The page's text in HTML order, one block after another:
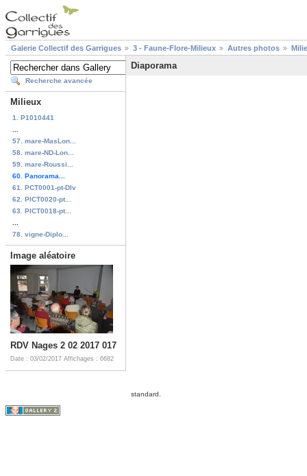
Galerie Collectif des Garrigues 3 - Faune-Flore-Milieux Autres photos
Recherche avancée
Milieux
1. P1010441
57. mare-MasLon...
58. mare-ND-Lon...
59. mare-Roussi...
60. Panorama...
61. PCT0001-pt-DIv
62. PICT0020-pt...
63. PICT0018-pt...
78. vigne-Diplo...
Image aléatoire
RDV Nages 2 02 2017 017
Date : 03/02/2017 Affichages : 6682
Diaporama
standard.